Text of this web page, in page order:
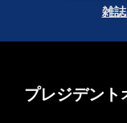
雑
プレジデント